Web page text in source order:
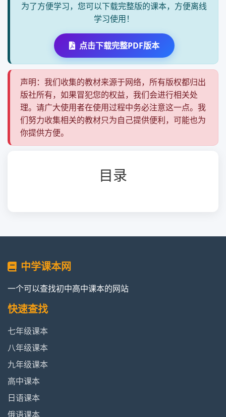
为了方便学习，您可以下载完整版的课本，方便离线
学习使用！
点击下载完整PDF版本
声明：我们收集的教材来源于网络，所有版权都归出
版社所有，如果冒犯您的权益，我们会进行相关处
理。请广大使用者在使用过程中务必注意这一点。我
们努力收集相关的教材只为自己提供便利，可能也为
你提供方便。
目录
中学课本网
一个可以查找初中高中课本的网站
快速查找
七年级课本
八年级课本
九年级课本
高中课本
日语课本
俄语课本